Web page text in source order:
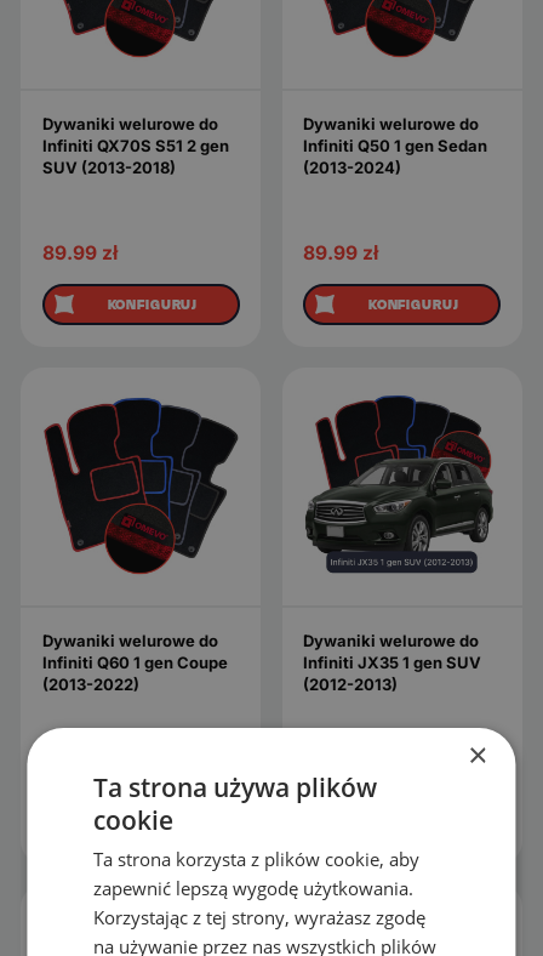
Dywaniki welurowe do
Infiniti QX70S S51 2 gen
SUV (2013-2018)
89.99 zł
KONFIGURUJ
Dywaniki welurowe do
Infiniti Q50 1 gen Sedan
(2013-2024)
89.99 zł
KONFIGURUJ
Dywaniki welurowe do
Infiniti Q60 1 gen Coupe
(2013-2022)
KONFIGURUJ
Dywaniki welurowe do
Infiniti JX35 1 gen SUV
(2012-2013)
×
Ta strona używa plików
cookie
Ta strona korzysta z plików cookie, aby
zapewnić lepszą wygodę użytkowania.
Korzystając z tej strony, wyrażasz zgodę
na używanie przez nas wszystkich plików